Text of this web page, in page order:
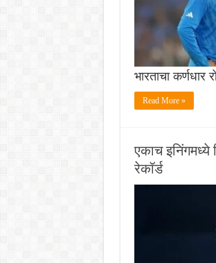
भारताचा कर्णधार
Read More »
एकाच
रेकॉर्ड